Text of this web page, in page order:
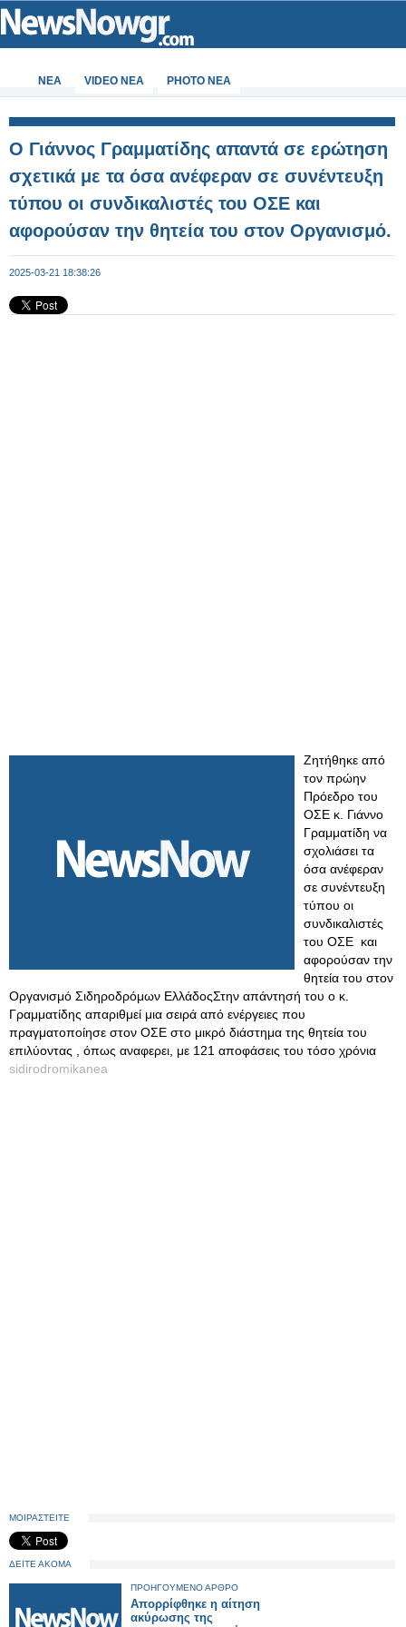
ΝΕΑ VIDEO NEA PHOTO NEA
Ο Γιάννος Γραμματίδης απαντά σε ερώτηση
σχετικά με τα όσα ανέφεραν σε συνέντευξη
τύπου οι συνδικαλιστές του ΟΣΕ και
αφορούσαν την θητεία του στον Οργανισμό.
2025-03-21 18:38:26
Ζητήθηκε από
τον πρώην
Πρόεδρο του
ΟΣΕ κ. Γιάννο
Γραμματίδη να
σχολιάσει τα
όσα ανέφεραν
σε συνέντευξη
τύπου οι
συνδικαλιστές
του ΟΣΕ και
αφορούσαν την
θητεία του στον
Οργανισμό Σιδηροδρόμων ΕλλάδοςΣτην απάντησή του ο κ.
Γραμματίδης απαριθμεί μια σειρά από ενέργειες που
πραγματοποίησε στον ΟΣΕ στο μικρό διάστημα της θητεία του
επιλύοντας , όπως αναφερει, με 121 αποφάσεις του τόσο χρόνια
sidirodromikanea
ΜΟΙΡΑΣΤΕΙΤΕ
ΔΕΙΤΕ ΑΚΟΜΑ
ΠΡΟΗΓΟΥΜΕΝΟ ΑΡΘΡΟ
Απορρίφθηκε η αίτηση
ακύρωσης της